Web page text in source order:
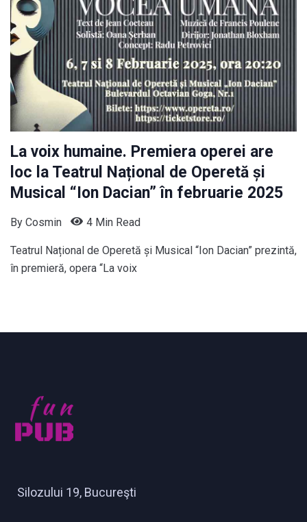
La voix humaine. Premiera operei are
loc la Teatrul Național de Operetă și
Musical “Ion Dacian” în februarie 2025
By Cosmin 4 Min Read
Teatrul Național de Operetă și Musical “Ion Dacian” prezintă,
în premieră, opera “La voix
Silozului 19, Bucureşti